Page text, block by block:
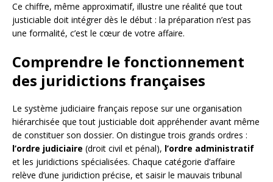
Ce chiffre, même approximatif, illustre une réalité que tout
justiciable doit intégrer dès le début : la préparation n’est pas
une formalité, c’est le cœur de votre affaire.
Comprendre le fonctionnement
des juridictions françaises
Le système judiciaire français repose sur une organisation
hiérarchisée que tout justiciable doit appréhender avant même
de constituer son dossier. On distingue trois grands ordres :
l’ordre judiciaire (droit civil et pénal), l’ordre administratif
et les juridictions spécialisées. Chaque catégorie d’affaire
relève d’une juridiction précise, et saisir le mauvais tribunal